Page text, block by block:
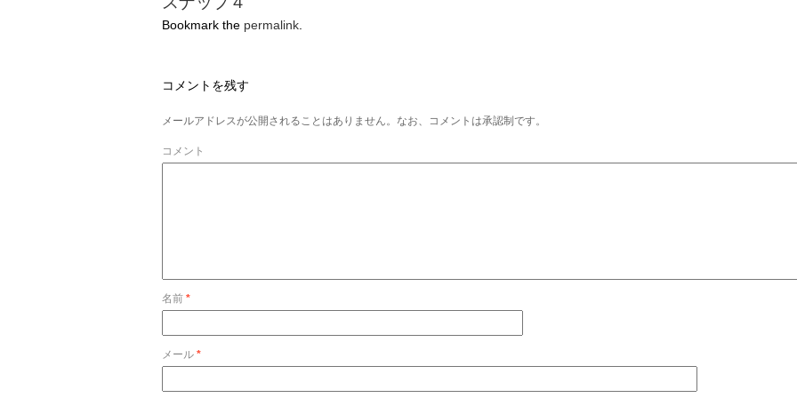
Bookmark the permalink
コメントを残す
メールアドレスが公開されることはありません。なお、コメントは承認制です。
コメント
名前 *
メール *